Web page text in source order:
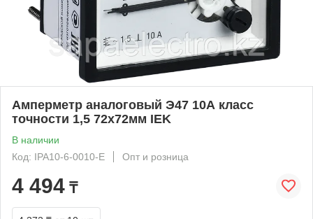
Амперметр аналоговый Э47 10А класс
точности 1,5 72х72мм IEK
В наличии
Код: IPA10-6-0010-E
Опт и розница
4 494 ₸